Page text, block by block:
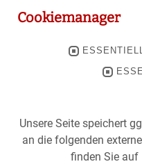
Cookiemanager
Unsere Seite speichert
an die folgenden
finden Sie auf